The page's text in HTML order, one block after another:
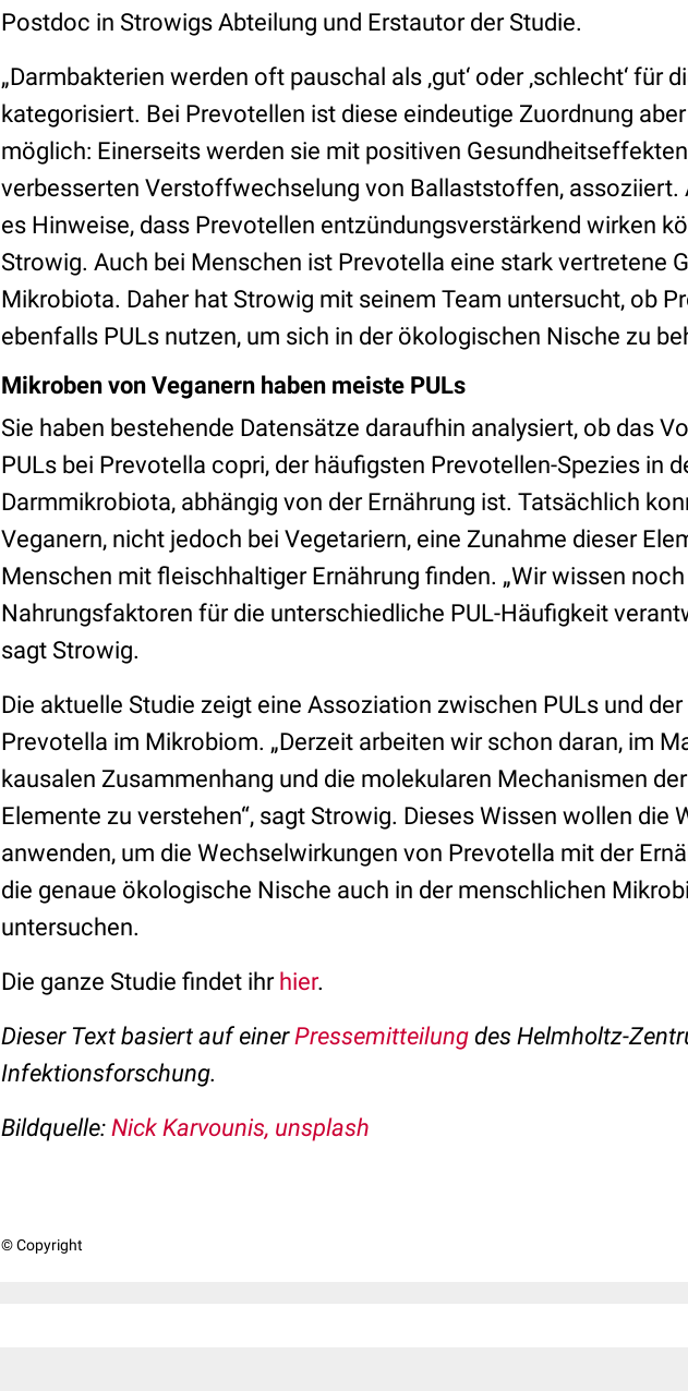
Postdoc in Strowigs Abteilung und Erstautor der Studie.
„Darmbakterien werden oft pauschal als ‚gut‘ oder ‚schlecht‘ für
kategorisiert. Bei Prevotellen ist diese eindeutige Zuordnung
möglich: Einerseits werden sie mit positiven
verbesserten Verstoffwechselung von Ballaststoffen, assoziiert.
es Hinweise, dass Prevotellen entzündungsverstärkend wirken
Strowig. Auch bei Menschen ist Prevotella eine stark vertretene
Mikrobiota. Daher hat Strowig mit seinem Team untersucht, ob
ebenfalls PULs nutzen, um sich in der ökologischen Nische zu
Mikroben von Veganern haben meiste PULs
Sie haben bestehende Datensätze daraufhin analysiert, ob das
PULs bei Prevotella copri, der häufigsten Prevotellen-Spezies in
Darmmikrobiota, abhängig von der Ernährung ist. Tatsächlich
Veganern, nicht jedoch bei Vegetariern, eine Zunahme dieser
Menschen mit fleischhaltiger Ernährung finden. „Wir wissen
Nahrungsfaktoren für die unterschiedliche PUL-Häufigkeit
sagt Strowig.
Die aktuelle Studie zeigt eine Assoziation zwischen PULs und
Prevotella im Mikrobiom. „Derzeit arbeiten wir schon daran, im
kausalen Zusammenhang und die molekularen Mechanismen
Elemente zu verstehen“, sagt Strowig. Dieses Wissen wollen die
anwenden, um die Wechselwirkungen von Prevotella mit der
die genaue ökologische Nische auch in der menschlichen
untersuchen.
Die ganze Studie findet ihr hier.
Dieser Text basiert auf einerPressemitteilung des Helmholtz-
Infektionsforschung.
Bildquelle: Nick Karvounis, unsplash
© Copyright